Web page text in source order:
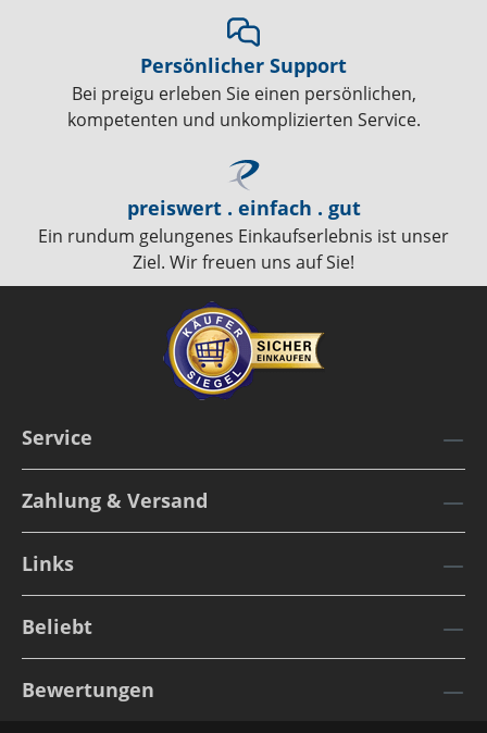
Persönlicher Support
Bei preigu erleben Sie einen persönlichen,
kompetenten und unkomplizierten Service.
preiswert . einfach . gut
Ein rundum gelungenes Einkaufserlebnis ist unser
Ziel. Wir freuen uns auf Sie!
Service
Zahlung & Versand
Links
Beliebt
Bewertungen